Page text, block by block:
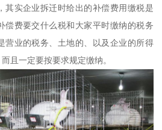
其实企业拆迁时给出的补偿费用缴税是
偿费要交什么税和大家平时缴纳的税务
营业的税务、土地的、以及企业的所得
且一定要按要求规定缴纳。